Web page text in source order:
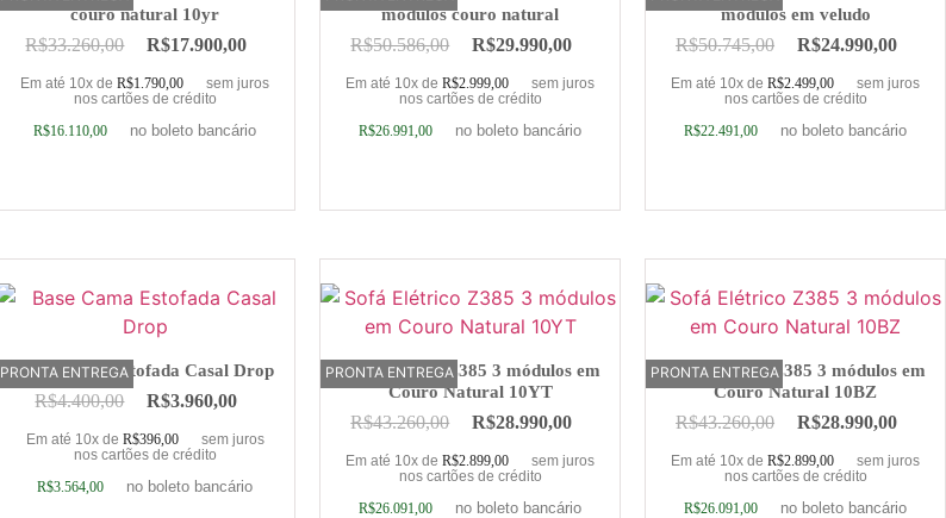
couro natural 10yr
R$33.260,00 R$17.900,00
Em até 10x deR$1.790,00
sem juros
nos cartões de crédito
R$16.110,00 no boleto bancário
módulos couro natural
R$50.586,00 R$29.990,00
Em até 10x deR$2.999,00
sem juros
nos cartões de crédito
R$26.991,00 no boleto bancário
módulos em veludo
R$50.745,00 R$24.990,00
Em até 10x deR$2.499,00
sem juros
nos cartões de crédito
R$22.491,00 no boleto bancário
PRONTA ENTREGA
Base Cama Estofada Casal Drop
R$4.400,00 R$3.960,00
Em até 10x de R$396,00
sem juros
nos cartões de crédito
R$3.564,00 no boleto bancário
OFERTA
PRONTA ENTREGA
Sofá Elétrico Z385 3 módulos em
Couro Natural 10YT
R$43.260,00 R$28.990,00
Em até 10x deR$2.899,00
sem juros
nos cartões de crédito
R$26.091,00 no boleto bancário
OFERTA
PRONTA ENTREGA
Sofá Elétrico Z385 3 módulos em
Couro Natural 10BZ
R$43.260,00 R$28.990,00
Em até 10x deR$2.899,00
sem juros
nos cartões de crédito
R$26.091,00 no boleto bancário